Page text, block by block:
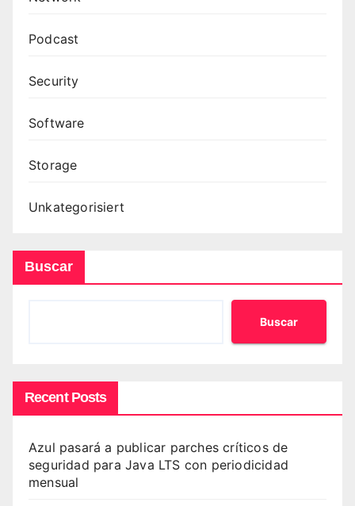
Podcast
Security
Software
Storage
Unkategorisiert
Buscar
Buscar
Recent Posts
Azul pasará a publicar parches críticos de
seguridad para Java LTS con periodicidad
mensual